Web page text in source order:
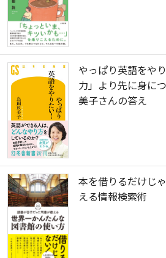
やっぱり英語をや
力」より先に身に
美子さんの答え
本を借りるだけじ
える情報検索術